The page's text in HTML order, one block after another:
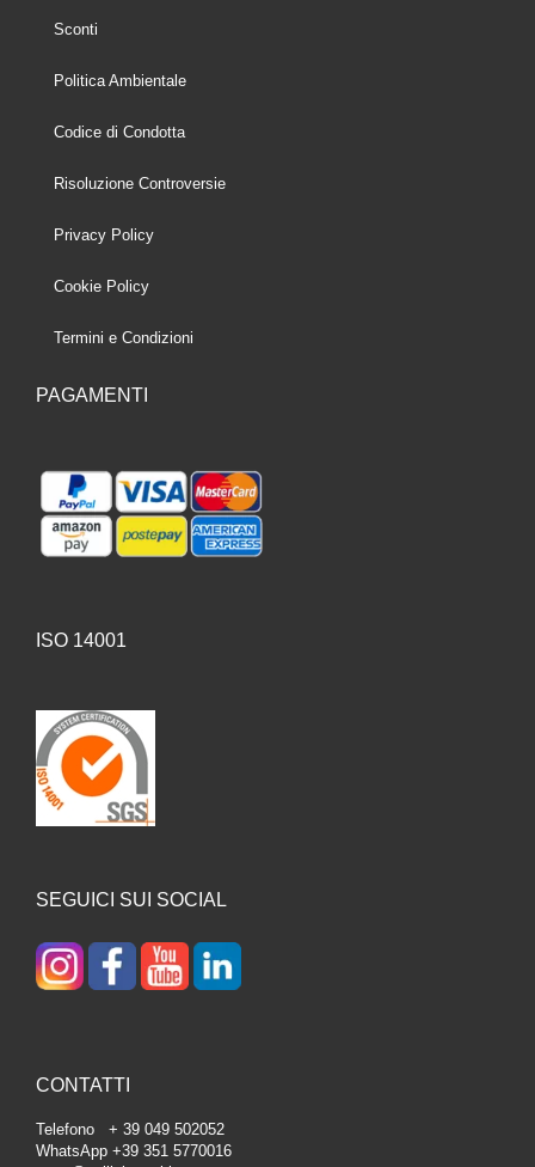
Sconti
Politica Ambientale
Codice di Condotta
Risoluzione Controversie
Privacy Policy
Cookie Policy
Termini e Condizioni
PAGAMENTI
ISO 14001
SEGUICI SUI SOCIAL
CONTATTI
Telefono + 39 049 502052
WhatsApp +39 351 5770016